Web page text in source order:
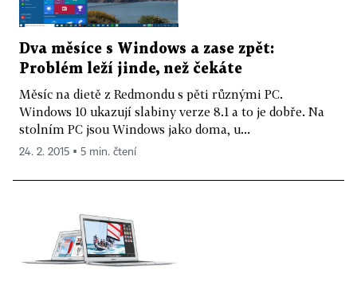
Dva měsíce s Windows a zase zpět:
Problém leží jinde, než čekáte
Měsíc na dietě z Redmondu s pěti různými PC.
Windows 10 ukazují slabiny verze 8.1 a to je dobře. Na
stolním PC jsou Windows jako doma, u...
24. 2. 2015 ▪ 5 min. čtení